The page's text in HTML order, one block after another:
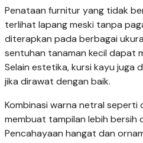
Penataan furnitur yang tidak
terlihat lapang meski tanpa
diterapkan pada berbagai
sentuhan tanaman kecil dapat
Selain estetika, kursi kayu juga
jika dirawat dengan baik.
Kombinasi warna netral seperti
membuat tampilan lebih bersih
Pencahayaan hangat dan